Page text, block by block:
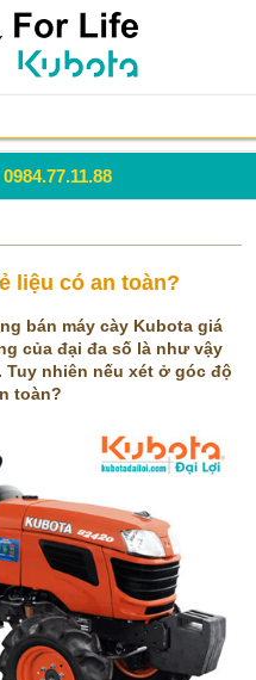
0984.77.11.88
liệu có an toàn?
bán máy cày Kubota giá
của đại đa số là như vậy
nhiên nếu xét ở góc độ
toàn?